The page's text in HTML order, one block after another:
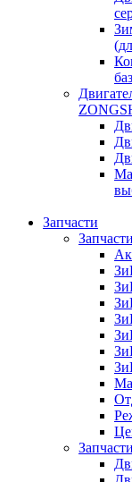
Запчасти